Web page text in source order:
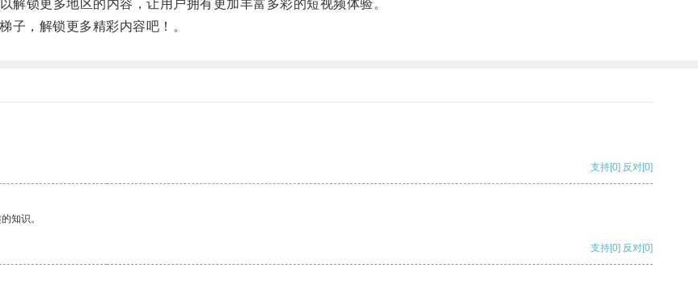
锁更多地区的内容，让用户拥有更加丰富多彩的短视频体验。
，解锁更多精彩内容吧！。
支持[0] 反对[0]
知识。
支持[0] 反对[0]